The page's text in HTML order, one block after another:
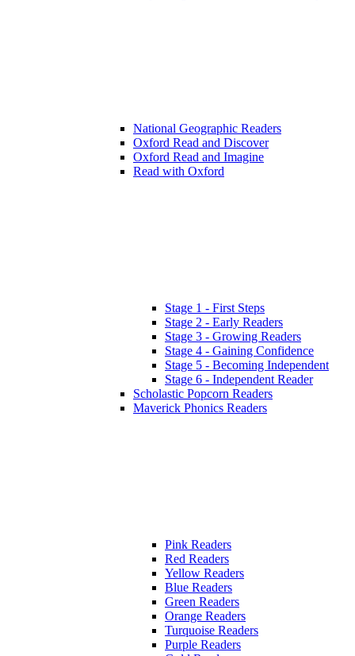
National Geographic Readers
Oxford Read and Discover
Oxford Read and Imagine
Read with Oxford
Stage 1 - First Steps
Stage 2 - Early Readers
Stage 3 - Growing Readers
Stage 4 - Gaining Confidence
Stage 5 - Becoming Independent
Stage 6 - Independent Reader
Scholastic Popcorn Readers
Maverick Phonics Readers
Pink Readers
Red Readers
Yellow Readers
Blue Readers
Green Readers
Orange Readers
Turquoise Readers
Purple Readers